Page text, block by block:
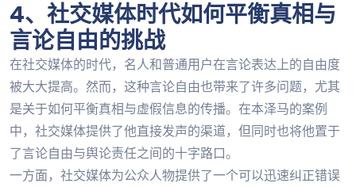
4、社交媒体时代如何平衡真相与
言论自由的挑战
在社交媒体的时代，名人和普通用户在言论表达上的自由度
被大大提高。然而，这种言论自由也带来了许多问题，尤其
是关于如何平衡真相与虚假信息的传播。在本泽马的案例
中，社交媒体提供了他直接发声的渠道，但同时也将他置于
了言论自由与舆论责任之间的十字路口。
一方面，社交媒体为公众人物提供了一个可以迅速纠正错误